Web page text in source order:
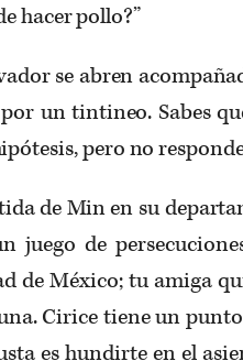
pollo?”
se abren
un tintineo. Sabes
pero no
Min en su
juego de
de México; tu amiga
Cirice tiene un
es hundirte en el